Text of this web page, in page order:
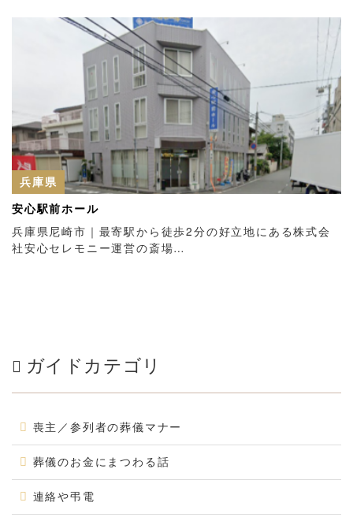
兵庫県
安心駅前ホール
兵庫県尼崎市｜最寄駅から徒歩2分の好立地にある株式会
社安心セレモニー運営の斎場…
ガイドカテゴリ
喪主／参列者の葬儀マナー
葬儀のお金にまつわる話
連絡や弔電